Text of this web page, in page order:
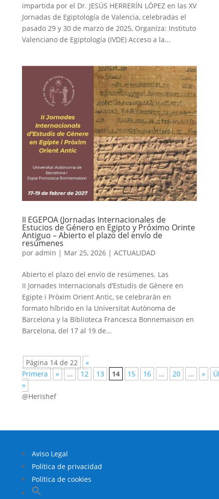
impartida por el Dr. JESÚS HERRERÍN LÓPEZ en las XV
Jornadas de Egiptología de Valencia, celebradas el
pasado 29 y 30 de marzo de 2025, Organiza: Instituto
Valenciano de Egiptología (IVDE) Acceso a la...
II EGEPOA (Jornadas Internacionales de
Estucios de Género en Egipto y Próximo Orinte
Antiguo – Abierto el plazo del envío de
resúmenes
por admin | Mar 25, 2026| ACTUALIDAD
Abierto el plazo del envío de resúmenes. Las
II Jornades Internacionals d’Estudis de Gènere en
Egipte i Pròxim Orient Antic, se celebrarán en
formato híbrido en la Universitat Autònoma de
Barcelona y la Biblioteca Francesca Bonnemaison en
Barcelona, del 17 al 19 de...
Página 14 de 22
«
Primera
« ... 12 13 14 15 16 ... 20 ... »
»
@Herishef
Aviso Legal
Política de privacidad
Política de cookies
Buscar: